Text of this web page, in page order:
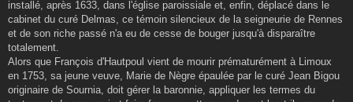
installé, après 1633, dans l'église paroissiale et, enfin, déplacé dans le
cabinet du curé Delmas, ce témoin silencieux de la seigneurie de Rennes
et de son riche passé n'a eu de cesse de bouger jusqu'à disparaître
totalement.
Alors que François d'Hautpoul vient de mourir prématurément à Limoux
en 1753, sa jeune veuve, Marie de Nègre épaulée par le curé Jean Bigou
originaire de Sournia, doit gérer la baronnie, appliquer les termes du